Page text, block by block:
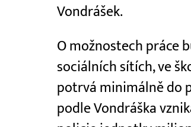
Vondrášek.
O možnostech práce
sociálních sítích, ve
potrvá minimálně do
podle Vondráška